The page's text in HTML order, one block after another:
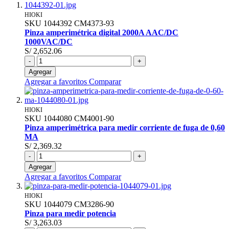
HIOKI
SKU 1044392 CM4373-93
Pinza amperimétrica digital 2000A AAC/DC
1000VAC/DC
S/ 2,652.06
-
+
Agregar
Agregar a favoritos Comparar
HIOKI
SKU 1044080 CM4001-90
Pinza amperimétrica para medir corriente de fuga de 0,60
MA
S/ 2,369.32
-
+
Agregar
Agregar a favoritos Comparar
HIOKI
SKU 1044079 CM3286-90
Pinza para medir potencia
S/ 3,263.03